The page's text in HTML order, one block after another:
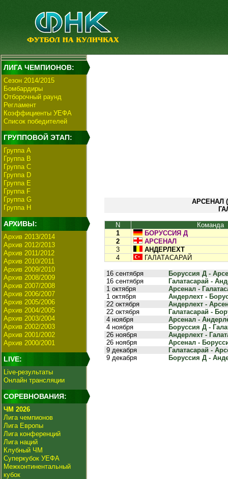
ЛИГА ЧЕМПИОНОВ:
Сезон 2014/2015
Бомбардиры
Отборочный раунд
Регламент
Коэффициенты УЕФА
Список победителей
ГРУППОВОЙ ЭТАП:
Группа А
Группа В
Группа C
Группа D
Группа E
Группа F
Группа G
Группа H
АРХИВЫ:
Архив 2013/2014
Архив 2012/2013
Архив 2011/2012
Архив 2010/2011
Архив 2009/2010
Архив 2008/2009
Архив 2007/2008
Архив 2006/2007
Архив 2005/2006
Архив 2004/2005
Архив 2003/2004
Архив 2002/2003
Архив 2001/2002
Архив 2000/2001
LIVE:
Live-результаты
Онлайн трансляции
СОРЕВНОВАНИЯ:
ЧМ 2026
Лига чемпионов
Лига Европы
Лига конференций
Лига наций
Клубный ЧМ
Суперкубок УЕФА
Межконтинентальный
кубок
АРСЕНАЛ
N
Команда
1
БОРУССИЯ Д
2
АРСЕНАЛ
3
АНДЕРЛЕХТ
4
ГАЛАТАСАРАЙ
16 сентября
Боруссия Д -
16 сентября
Галатасарай -
1 октября
Арсенал -
1 октября
Андерлехт -
22 октября
Андерлехт -
22 октября
Галатасарай -
4 ноября
Арсенал -
4 ноября
Боруссия Д -
26 ноября
Андерлехт -
26 ноября
Арсенал -
9 декабря
Галатасарай -
9 декабря
Боруссия Д -